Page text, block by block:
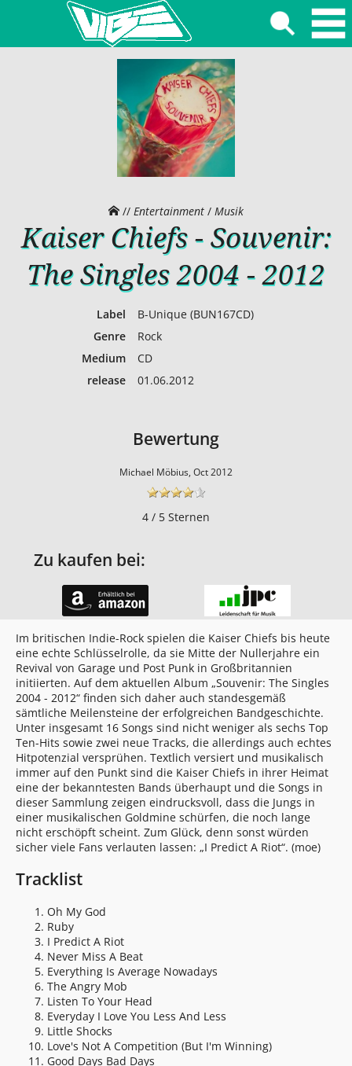
// Entertainment / Musik
Kaiser Chiefs - Souvenir:
The Singles 2004 - 2012
Label
B-Unique (BUN167CD)
Genre
Rock
Medium
CD
release
01.06.2012
Bewertung
Michael Möbius, Oct 2012
4 / 5 Sternen
Zu kaufen bei:
Im britischen Indie-Rock spielen die Kaiser Chiefs bis heute
eine echte Schlüsselrolle, da sie Mitte der Nullerjahre ein
Revival von Garage und Post Punk in Großbritannien
initiierten. Auf dem aktuellen Album „Souvenir: The Singles
2004 - 2012“ finden sich daher auch standesgemäß
sämtliche Meilensteine der erfolgreichen Bandgeschichte.
Unter insgesamt 16 Songs sind nicht weniger als sechs Top
Ten-Hits sowie zwei neue Tracks, die allerdings auch echtes
Hitpotenzial versprühen. Textlich versiert und musikalisch
immer auf den Punkt sind die Kaiser Chiefs in ihrer Heimat
eine der bekanntesten Bands überhaupt und die Songs in
dieser Sammlung zeigen eindrucksvoll, dass die Jungs in
einer musikalischen Goldmine schürfen, die noch lange
nicht erschöpft scheint. Zum Glück, denn sonst würden
sicher viele Fans verlauten lassen: „I Predict A Riot“. (moe)
Tracklist
Oh My God
Ruby
I Predict A Riot
Never Miss A Beat
Everything Is Average Nowadays
The Angry Mob
Listen To Your Head
Everyday I Love You Less And Less
Little Shocks
Love's Not A Competition (But I'm Winning)
Good Days Bad Days